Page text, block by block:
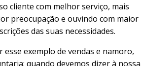
cliente com melhor serviço, mais
preocupação e ouvindo com maior
das suas necessidades.
esse exemplo de vendas e namoro,
quando devemos dizer à nossa